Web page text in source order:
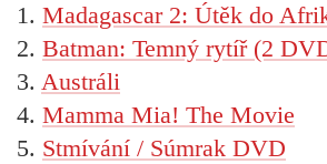
1. Madagascar 2: Útěk do
2. Batman: Temný rytíř (2
3. Austráli
4. Mamma Mia! The Movie
5. Stmívání / Súmrak DVD